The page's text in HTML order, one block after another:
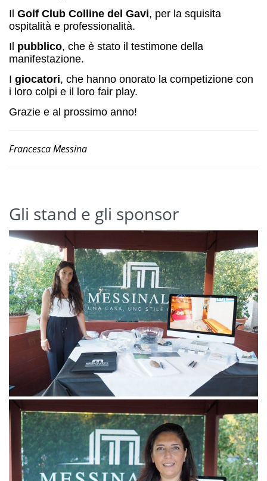
Il Golf Club Colline del Gavi, per la squisita
ospitalità e professionalità.
Il pubblico, che è stato il testimone della
manifestazione.
I giocatori, che hanno onorato la competizione con
i loro colpi e il loro fair play.
Grazie e al prossimo anno!
Francesca Messina
Gli stand e gli sponsor